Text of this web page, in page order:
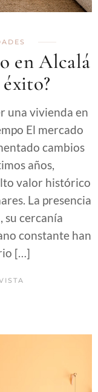
en Alcalá
una vivienda en
El mercado
cambios
años,
valor histórico
La presencia
su cercanía
constante han
[…]